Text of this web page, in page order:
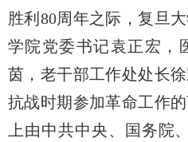
胜利 80周年之际，复旦
学院党委书记袁正宏，
茵，老干部工作处处长
抗战时期参加革命工作
上由中共中央、国务院